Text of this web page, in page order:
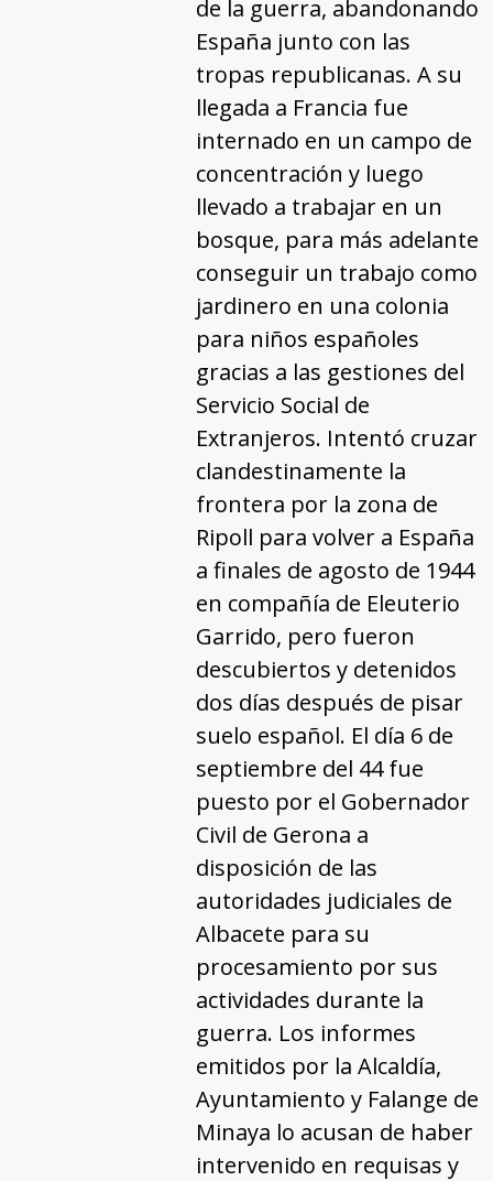
de la guerra, abandonando
España junto con las
tropas republicanas. A su
llegada a Francia fue
internado en un campo de
concentración y luego
llevado a trabajar en un
bosque, para más adelante
conseguir un trabajo como
jardinero en una colonia
para niños españoles
gracias a las gestiones del
Servicio Social de
Extranjeros. Intentó cruzar
clandestinamente la
frontera por la zona de
Ripoll para volver a España
a finales de agosto de 1944
en compañía de Eleuterio
Garrido, pero fueron
descubiertos y detenidos
dos días después de pisar
suelo español. El día 6 de
septiembre del 44 fue
puesto por el Gobernador
Civil de Gerona a
disposición de las
autoridades judiciales de
Albacete para su
procesamiento por sus
actividades durante la
guerra. Los informes
emitidos por la Alcaldía,
Ayuntamiento y Falange de
Minaya lo acusan de haber
intervenido en requisas y